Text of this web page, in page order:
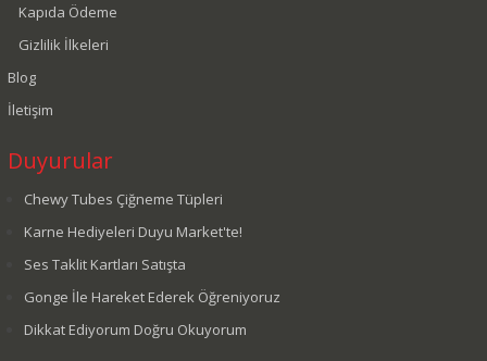
Kapıda Ödeme
Gizlilik İlkeleri
Blog
İletişim
Duyurular
Chewy Tubes Çiğneme Tüpleri
Karne Hediyeleri Duyu Market'te!
Ses Taklit Kartları Satışta
Gonge İle Hareket Ederek Öğreniyoruz
Dikkat Ediyorum Doğru Okuyorum